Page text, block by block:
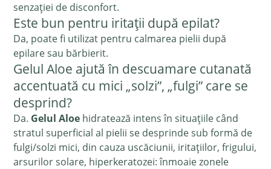
senzației de disconfort.
Este bun pentru iritații după epilat?
Da, poate fi utilizat pentru calmarea pielii după
epilare sau bărbierit.
Gelul Aloe ajută în descuamare cutanată
accentuată cu mici „solzi”, „fulgi” care se
desprind?
Da. Gelul Aloe hidratează intens în situațiile când
stratul superficial al pielii se desprinde sub formă de
fulgi/solzi mici, din cauza uscăciunii, iritațiilor, frigului,
arsurilor solare, hiperkeratozei: înmoaie zonele